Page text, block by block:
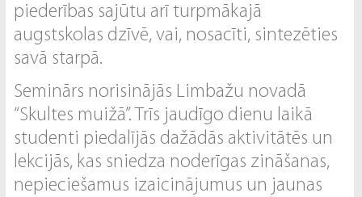
piederības sajūtu arī turpmākajā
augstskolas dzīvē, vai, nosacīti, sintezēties
savā starpā.
Seminārs norisinājās Limbažu novadā
“Skultes muižā”. Trīs jaudīgo dienu laikā
studenti piedalījās dažādās aktivitātēs un
lekcijās, kas sniedza noderīgas zināšanas,
nepieciešamus izaicinājumus un jaunas